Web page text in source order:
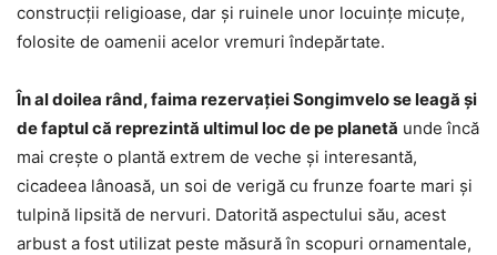
construcţii religioase, dar şi ruinele unor locuinţe micuţe,
folosite de oamenii acelor vremuri îndepărtate.
În al doilea rând, faima rezervaţiei Songimvelo se leagă şi
de faptul că reprezintă ultimul loc de pe planetă unde încă
mai creşte o plantă extrem de veche şi interesantă,
cicadeea lânoasă, un soi de verigă cu frunze foarte mari şi
tulpină lipsită de nervuri. Datorită aspectului său, acest
arbust a fost utilizat peste măsură în scopuri ornamentale,